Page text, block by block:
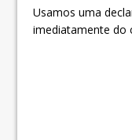
Usamos uma
imediatamente do